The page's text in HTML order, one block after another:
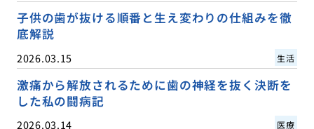
子供の歯が抜ける順番と生え変わりの仕組みを徹
底解説
2026.03.15 生活
激痛から解放されるために歯の神経を抜く決断を
した私の闘病記
2026.03.14 医療